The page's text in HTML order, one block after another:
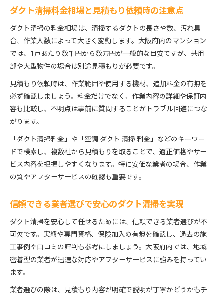
ダクト清掃料金相場と見積もり依頼時の注意点
ダクト清掃の料金相場は、清掃するダクトの長さや数、汚れ具
合、作業人数によって大きく変動します。大阪府内のマンション
では、1戸あたり数千円から数万円が一般的な目安ですが、共用
部や大型物件の場合は別途見積もりが必要です。
見積もり依頼時は、作業範囲や使用する機材、追加料金の有無を
必ず確認しましょう。料金だけでなく、作業内容の詳細や保証内
容も比較し、不明点は事前に質問することがトラブル回避につな
がります。
「ダクト清掃料金」や「空調 ダクト 清掃 料金」などのキーワー
ドで検索し、複数社から見積もりを取ることで、適正価格やサー
ビス内容を把握しやすくなります。特に安価な業者の場合、作業
の質やアフターサービスの確認も重要です。
信頼できる業者選びで安心のダクト清掃を実現
ダクト清掃を安心して任せるためには、信頼できる業者選びが不
可欠です。実績や専門資格、保険加入の有無を確認し、過去の施
工事例や口コミの評判も参考にしましょう。大阪府内では、地域
密着型の業者が迅速な対応やアフターサービスに強みを持ってい
ます。
業者選びの際は、見積もり内容が明確で説明が丁寧かどうかもチ